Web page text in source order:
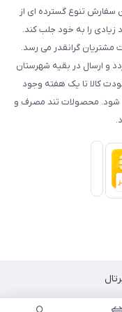
سفارش تنوع گسترده ای از
زیادی را به خود جلب کند.
مشتریان گرانقدر می رسد.
و ارسال در بقیه شهرستان
کالا تا یک هفته وجود
شود. محصولات تند مصرف و